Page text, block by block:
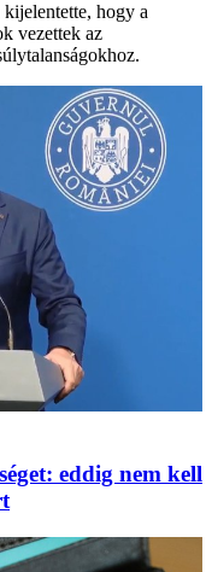
hogy a
vezettek az
eddig nem kell